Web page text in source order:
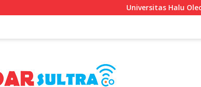
Universitas Halu Oleo Kenalkan